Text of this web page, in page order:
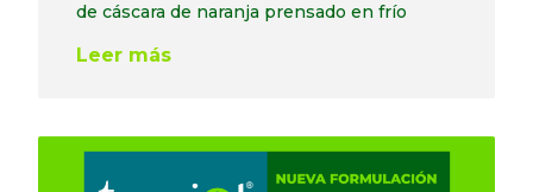
de cáscara de naranja prensado en frío
Leer más